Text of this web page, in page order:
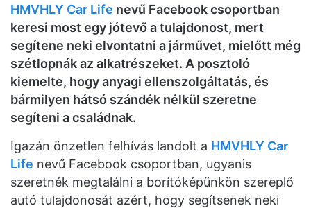
HMVHLY Car Life nevű Facebook csoportban
keresi most egy jótevő a tulajdonost, mert
segítene neki elvontatni a járművet, mielőtt még
szétlopnák az alkatrészeket. A posztoló
kiemelte, hogy anyagi ellenszolgáltatás, és
bármilyen hátsó szándék nélkül szeretne
segíteni a családnak.
Igazán önzetlen felhívás landolt a HMVHLY Car
Life nevű Facebook csoportban, ugyanis
szeretnék megtalálni a borítóképünkön szereplő
autó tulajdonosát azért, hogy segítsenek neki